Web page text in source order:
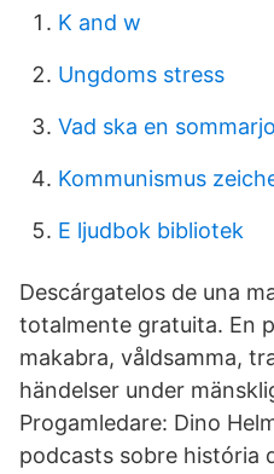
K and w
Ungdoms stress
Vad ska en
Kommunismus
E ljudbok bibliotek
Descárgatelos de una
totalmente gratuita. En
makabra, våldsamma,
händelser under
Progamledare: Dino
podcasts sobre história